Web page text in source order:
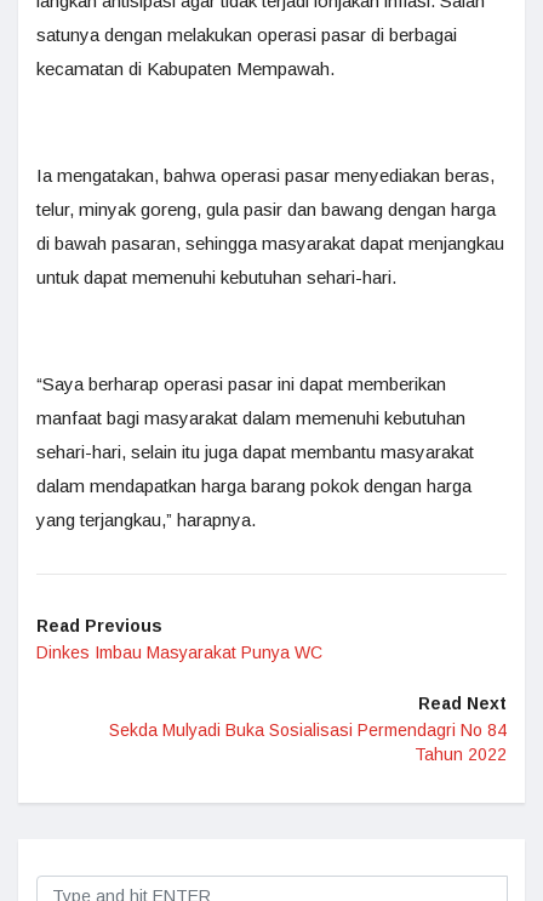
satunya dengan melakukan operasi pasar di berbagai
kecamatan di Kabupaten Mempawah.
Ia mengatakan, bahwa operasi pasar menyediakan beras,
telur, minyak goreng, gula pasir dan bawang dengan harga
di bawah pasaran, sehingga masyarakat dapat menjangkau
untuk dapat memenuhi kebutuhan sehari-hari.
“Saya berharap operasi pasar ini dapat memberikan
manfaat bagi masyarakat dalam memenuhi kebutuhan
sehari-hari, selain itu juga dapat membantu masyarakat
dalam mendapatkan harga barang pokok dengan harga
yang terjangkau,” harapnya.
Read Previous
Dinkes Imbau Masyarakat Punya WC
Read Next
Sekda Mulyadi Buka Sosialisasi Permendagri No 84
Tahun 2022